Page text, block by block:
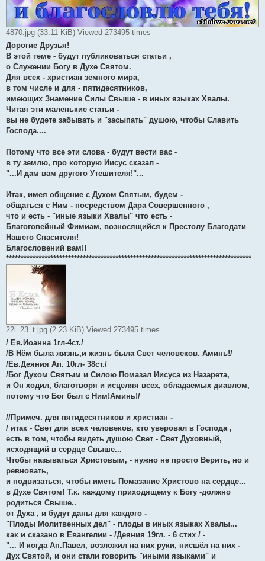
4870.jpg (33.11 KiB) Viewed 273495 times
Дорогие Друзья!
В этой теме - будут публиковаться статьи ,
о Служении Богу в Духе Святом.
Для всех - христиан земного мира,
в том числе и для - пятидесятников,
имеющих Знамение Силы Свыше - в иных языках Хвалы.
Читая эти маленькие статьи -
вы не будете забывать и "засыпать" душою, чтобы Славить
Господа....
Потому что все эти слова - будут вести вас -
в ту землю, про которую Иисус сказал -
"...И дам вам другого Утешителя!"...
Итак, имея общение с Духом Святым, будем -
общаться с Ним - посредством Дара Совершенного ,
что и есть - "иные языки Хвалы" что есть -
Благоговейный Фимиам, возносящийся к Престолу Благодати
Нашего Спасителя!
Благословений вам!!
***********************************************************************************
22i_23_t.jpg (2.23 KiB) Viewed 273495 times
/ Ев.Иоанна 1гл-4ст./
/В Нём была жизнь,и жизнь была Свет человеков. Аминь!/
/Ев.Деяния Ап. 10гл- 38ст./
/Бог Духом Святым и Силою Помазал Иисуса из Назарета,
и Он ходил, благотворя и исцеляя всех, обладаемых диавлом,
потому что Бог был с Ним!Аминь!/
//Примеч. для пятидесятников и христиан -
/ итак - Свет для всех человеков, кто уверовал в Господа ,
есть в том, чтобы видеть душою Свет - Свет Духовный,
исходящий в сердце Свыше...
Чтобы называться Христовым, - нужно не просто Верить, но и
ревновать,
и подвизаться, чтобы иметь Помазание Христово на сердце...
в Духе Святом! Т.к. каждому приходящему к Богу -должно
родиться Свыше..
от Духа , и будут даны для каждого -
"Плоды Молитвенных дел" - плоды в иных языках Хвалы...
как и сказано в Евангелии - /Деяния 19гл. - 6 стих / -
"... И когда Ап.Павел, возложил на них руки, нисшёл на них -
Дух Святой, и они стали говорить "иными языками" и